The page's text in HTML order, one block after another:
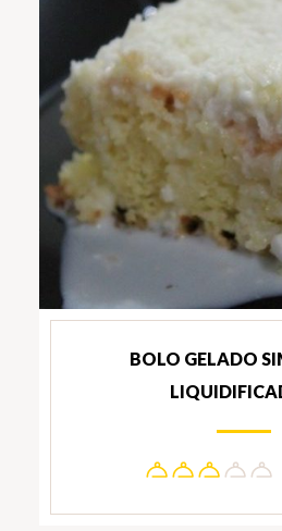
BOLO GELADO